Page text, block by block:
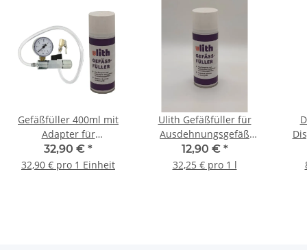
Gefäßfüller 400ml mit
Adapter für
Ausdehnungsgefäße mit
Absperrung und
32,90 € *
32,90 € pro 1 Einheit
Ulith Gefäßfüller für
Ausdehnungsgefäß
Heizung Gefäss 400 ml
12,90 € *
32,25 € pro 1 l